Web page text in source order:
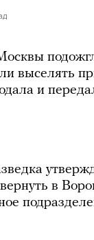
выселять
и
в